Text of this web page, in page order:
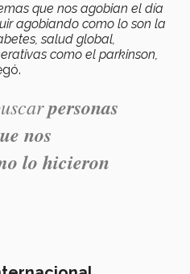
que nos agobian el día
agobiando como lo son la
salud global,
como el parkinson,
personas
nos
lo hicieron